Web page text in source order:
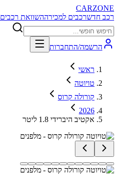
CARZONE
רכב חדשרכבים למכירההשוואת רכבים
הרשמה/התחברות
ראשי
טויוטה
קורולה קרוס
2026
אקטיב היברידי 1.8 ליטר